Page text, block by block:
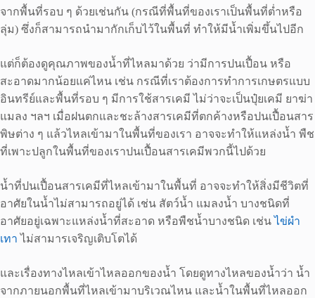
จากพื้นที่รอบ ๆ ด้วยเช่นกัน (กรณีที่พื้นที่ของเราเป็นพื้นที่ต่ำหรือ
ลุ่ม) ซึ่งก็สามารถนำมากักเก็บไว้ในพื้นที่ ทำให้มีน้ำเพิ่มขึ้นไปอีก
แต่ก็ต้องดูคุณภาพของน้ำที่ไหลมาด้วย ว่ามีการปนเปื้อน หรือ
สะอาดมากน้อยแค่ไหน เช่น กรณีที่เราต้องการทำการเกษตรแบบ
อินทรีย์และพื้นที่รอบ ๆ มีการใช้สารเคมี ไม่ว่าจะเป็นปุ๋ยเคมี ยาฆ่า
แมลง ฯลฯ เมื่อฝนตกและชะล้างสารเคมีที่ตกค้างหรือปนเปื้อนสาร
พิษต่าง ๆ แล้วไหลเข้ามาในพื้นที่ของเรา อาจจะทำให้แหล่งน้ำ พืช
ที่เพาะปลูกในพื้นที่ของเราปนเปื้อนสารเคมีพวกนี้ไปด้วย
น้ำที่ปนเปื้อนสารเคมีที่ไหลเข้ามาในพื้นที่ อาจจะทำให้สิ่งมีชีวิตที่
อาศัยในน้ำไม่สามารถอยู่ได้ เช่น สัตว์น้ำ แมลงน้ำ บางชนิดที่
อาศัยอยู่เฉพาะแหล่งน้ำที่สะอาด หรือพืชน้ำบางชนิด เช่นไข่ผำ
เทา ไม่สามารเจริญเติบโตได้
และเรื่องทางไหลเข้าไหลออกของน้ำ โดยดูทางไหลของน้ำว่า น้ำ
จากภายนอกพื้นที่ไหลเข้ามาบริเวณไหน และน้ำในพื้นที่ไหลออก